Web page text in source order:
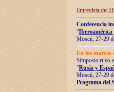
Entrevista del
Conferencia
“Iberoamérica
Moscú, 27-29
En los marcos
Simposio ruso-
"Rusia y
Moscú, 27-29
Programa del